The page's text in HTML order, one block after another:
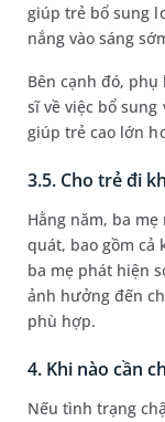
giúp trẻ bổ sung
nắng vào sáng
Bên cạnh đó,
sĩ về việc bổ
giúp trẻ cao lớn
3.5. Cho trẻ đi
Hằng năm, ba
quát, bao gồm cả
ba mẹ phát hiện
ảnh hưởng đến
phù hợp.
4. Khi nào cần
Nếu tình trạng